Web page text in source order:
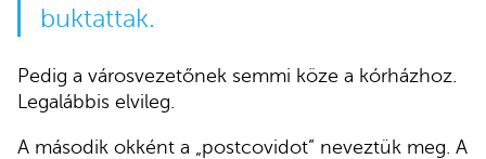
buktattak.
Pedig a városvezetőnek semmi köze a kórházhoz.
Legalábbis elvileg.
A második okként a „postcovidot” neveztük meg. A